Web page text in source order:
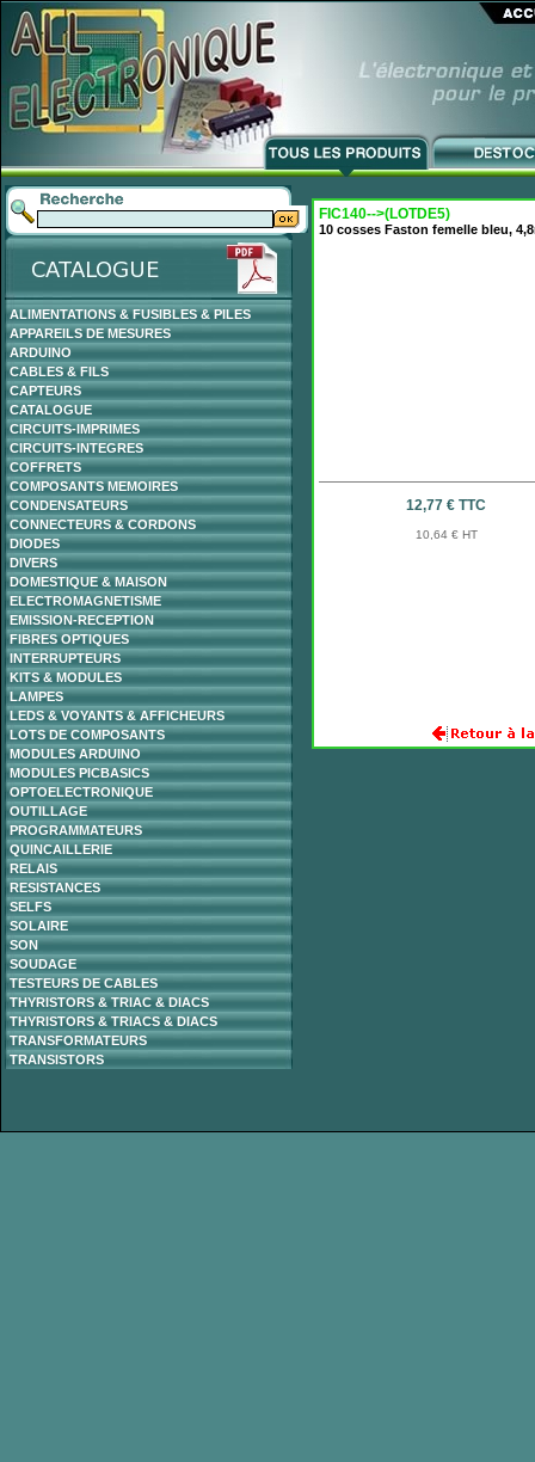
ALIMENTATIONS & FUSIBLES & PILES
APPAREILS DE MESURES
ARDUINO
CABLES & FILS
CAPTEURS
CATALOGUE
CIRCUITS-IMPRIMES
CIRCUITS-INTEGRES
COFFRETS
COMPOSANTS MEMOIRES
CONDENSATEURS
CONNECTEURS & CORDONS
DIODES
DIVERS
DOMESTIQUE & MAISON
ELECTROMAGNETISME
EMISSION-RECEPTION
FIBRES OPTIQUES
INTERRUPTEURS
KITS & MODULES
LAMPES
LEDS & VOYANTS & AFFICHEURS
LOTS DE COMPOSANTS
MODULES ARDUINO
MODULES PICBASICS
OPTOELECTRONIQUE
OUTILLAGE
PROGRAMMATEURS
QUINCAILLERIE
RELAIS
RESISTANCES
SELFS
SOLAIRE
SON
SOUDAGE
TESTEURS DE CABLES
THYRISTORS & TRIAC & DIACS
THYRISTORS & TRIACS & DIACS
TRANSFORMATEURS
TRANSISTORS
FIC140-->(LOTDE5)
10 cosses Faston femelle bleu,
12,77 € TTC
10,64 € HT